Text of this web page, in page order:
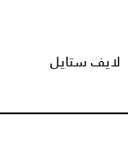
لايف ستايل